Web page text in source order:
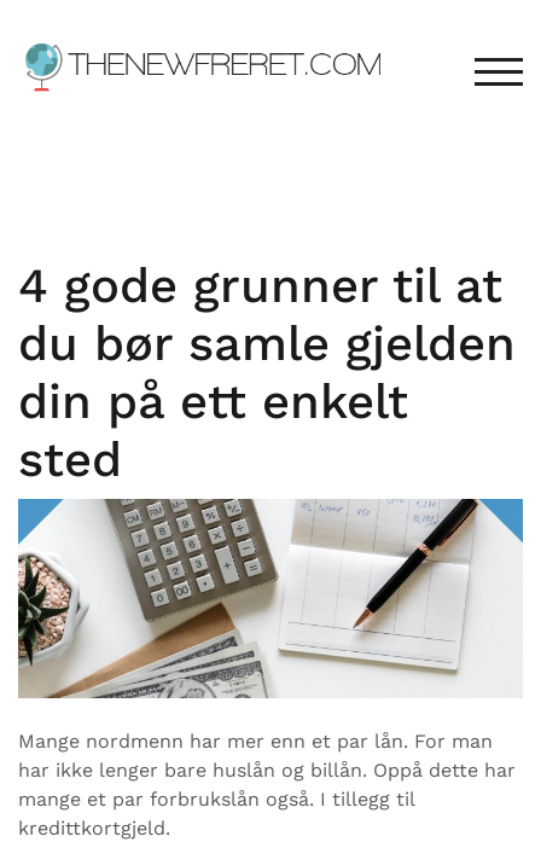
content
4 gode grunner til at
du bør samle gjelden
din på ett enkelt
sted
Mange nordmenn har mer enn et par lån. For man
har ikke lenger bare huslån og billån. Oppå dette har
mange et par forbrukslån også. I tillegg til
kredittkortgjeld.